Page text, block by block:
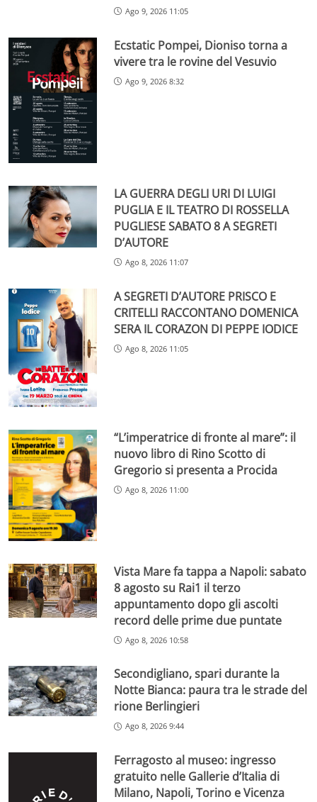
Ago 9, 2026 11:05
Ecstatic Pompei, Dioniso torna a
vivere tra le rovine del Vesuvio
Ago 9, 2026 8:32
LA GUERRA DEGLI URI DI LUIGI
PUGLIA E IL TEATRO DI ROSSELLA
PUGLIESE SABATO 8 A SEGRETI
D’AUTORE
Ago 8, 2026 11:07
A SEGRETI D’AUTORE PRISCO E
CRITELLI RACCONTANO DOMENICA
SERA IL CORAZON DI PEPPE IODICE
Ago 8, 2026 11:05
“L’imperatrice di fronte al mare”: il
nuovo libro di Rino Scotto di
Gregorio si presenta a Procida
Ago 8, 2026 11:00
Vista Mare fa tappa a Napoli: sabato
8 agosto su Rai1 il terzo
appuntamento dopo gli ascolti
record delle prime due puntate
Ago 8, 2026 10:58
Secondigliano, spari durante la
Notte Bianca: paura tra le strade del
rione Berlingieri
Ago 8, 2026 9:44
Ferragosto al museo: ingresso
gratuito nelle Gallerie d’Italia di
Milano, Napoli, Torino e Vicenza